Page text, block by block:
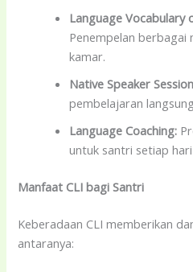
Language Vocabulary
Penempelan berbagai
kamar.
Native Speaker
pembelajaran
Language Coaching:
untuk santri setiap
Manfaat CLI bagi Santri
Keberadaan CLI memberikan
antaranya: